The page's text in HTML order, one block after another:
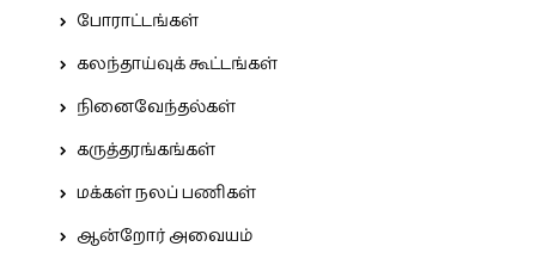
போராட்டங்கள்
கலந்தாய்வுக் கூட்டங்கள்
நினைவேந்தல்கள்
கருத்தரங்கங்கள்
மக்கள் நலப் பணிகள்
ஆன்றோர் அவையம்